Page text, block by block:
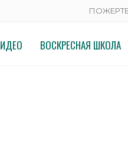
ВОСКРЕСНАЯ ШКОЛА